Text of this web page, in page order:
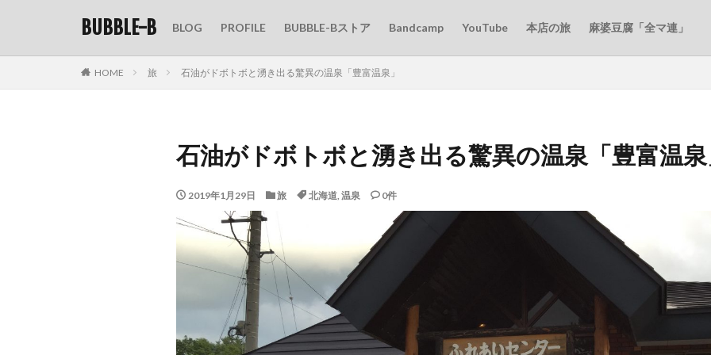
BUBBLE-B BLOG PROFILE BUBBLE-Bストア Bandcamp YouTube 本店の旅 麻婆豆腐「全マ連」
HOME 旅 石油がドボトボと湧き出る驚異の温泉「豊富温泉」
石油がドボトボと湧き出る驚異の温泉「豊富温
2019年1月29日 旅 北海道, 温泉 0件